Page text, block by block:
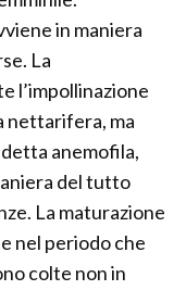
in maniera
La
l’impollinazione
nettarifera, ma
anemofila,
del tutto
La maturazione
nel periodo che
colte non in